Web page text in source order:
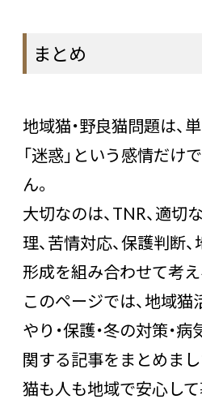
まとめ
地域猫・野良猫問題は、
「迷惑」という感情だけ
ん。
大切なのは、TNR、適切
理、苦情対応、保護判断
形成を組み合わせて考え
このページでは、地域猫
やり・保護・冬の対策・病
関する記事をまとめまし
猫も人も地域で安心し